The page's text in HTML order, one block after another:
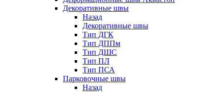
Декоративные швы
Назад
Декоративные швы
Тип ДГК
Тип ДППм
Тип ДШС
Тип ПЛ
Тип ПСА
Парковочные швы
Назад